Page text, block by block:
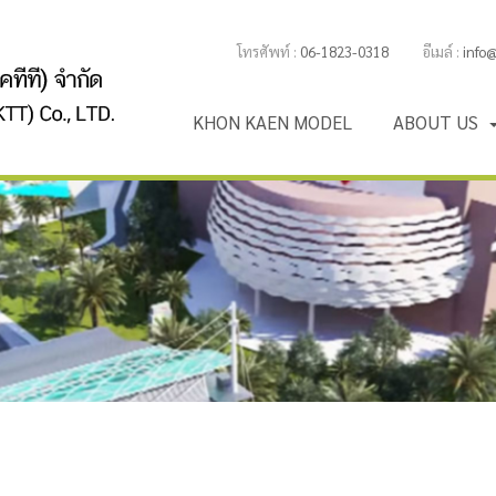
โทรศัพท์ : 06-1823-0318 อีเมล์ :
KHON KAEN MODEL ABOUT US